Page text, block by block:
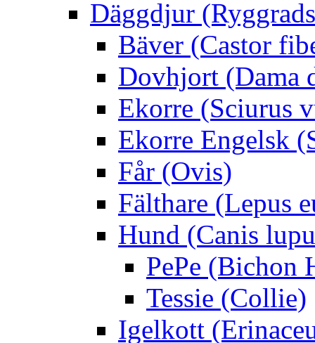
Däggdjur
Bäver (Castor
Dovhjort (Dama
Ekorre (Sciurus
Ekorre Engelsk
Får (Ovis)
Fälthare (Lepus
Hund (Canis
PePe (Bichon
Tessie (Collie)
Igelkott